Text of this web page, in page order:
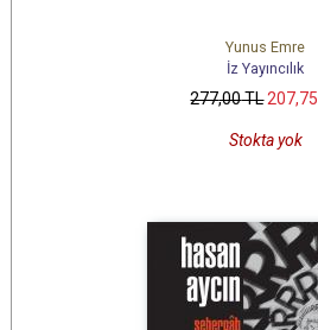
Yunus Emre
İz Yayıncılık
277,00TL207,75
Stokta yok